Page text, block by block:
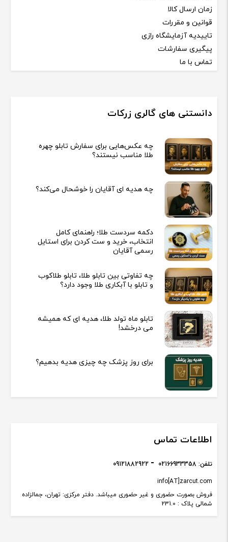
زمان ارسال کالا
قوانین و مقررات
تاییدیه آزمایشگاه رازی
پیگیری سفارشات
تماس با ما
دانستنی های گالری زرکات
چه عکس‌هایی برای سفارش تابلو چهره
طلا مناسب نیستند؟
چه هدیه‌ ای آقایان را خوشحال می‌کند؟
دکمه سردست طلا؛ راهنمای کامل
انتخاب، خرید و ست کردن برای استایل
رسمی آقایان
چه تفاوتی بین تابلو طلا، تابلو طلاکوب
و تابلو با آبکاری طلا وجود دارد؟
تابلو ماه تولد طلا، هدیه ای که همیشه
می درخشد!
برای روز پزشک چه چیزی هدیه بدهیم؟
اطلاعات تماس
فروش بصورت حضوری و غیر حضوری میباشد. دفتر مرکزی: تهران، جمالزاده
شمالی پلاک : 231.0
info[AT]zarcut.com
تلفن: 02166933358
09121882922